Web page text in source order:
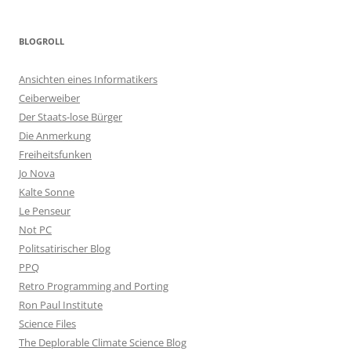
BLOGROLL
Ansichten eines Informatikers
Ceiberweiber
Der Staats-lose Bürger
Die Anmerkung
Freiheitsfunken
Jo Nova
Kalte Sonne
Le Penseur
Not PC
Politsatirischer Blog
PPQ
Retro Programming and Porting
Ron Paul Institute
Science Files
The Deplorable Climate Science Blog